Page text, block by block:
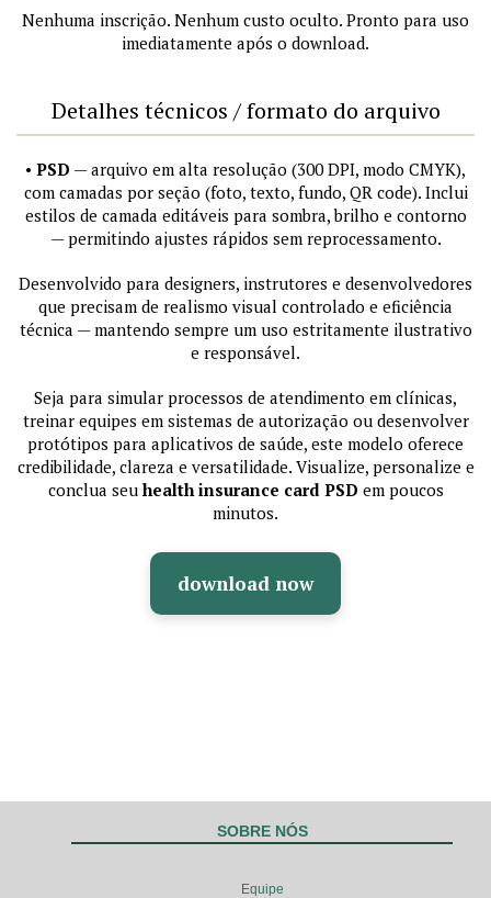
Nenhuma inscrição. Nenhum custo oculto. Pronto para uso
imediatamente após o download.
Detalhes técnicos / formato do arquivo
• PSD — arquivo em alta resolução (300 DPI, modo CMYK),
com camadas por seção (foto, texto, fundo, QR code). Inclui
estilos de camada editáveis para sombra, brilho e contorno
— permitindo ajustes rápidos sem reprocessamento.
Desenvolvido para designers, instrutores e desenvolvedores
que precisam de realismo visual controlado e eficiência
técnica — mantendo sempre um uso estritamente ilustrativo
e responsável.
Seja para simular processos de atendimento em clínicas,
treinar equipes em sistemas de autorização ou desenvolver
protótipos para aplicativos de saúde, este modelo oferece
credibilidade, clareza e versatilidade. Visualize, personalize e
conclua seu health insurance card PSD em poucos
minutos.
download now
SOBRE NÓS
Equipe